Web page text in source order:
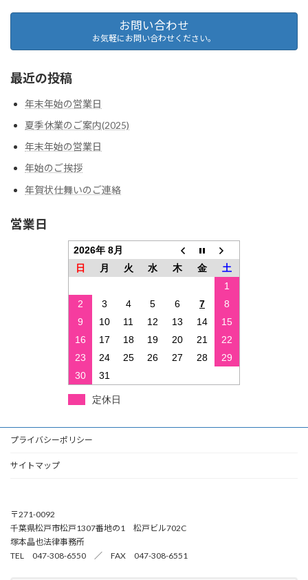
お問い合わせ
お気軽にお問い合わせください。
最近の投稿
年末年始の営業日
夏季休業のご案内(2025)
年末年始の営業日
年始のご挨拶
年賀状仕舞いのご連絡
営業日
2026年 8月
日
月 火 水 木 金
土
1
2
3 4 5 6 7
8
9
10 11 12 13 14
15
16
17 18 19 20 21
22
23
24 25 26 27 28
29
30
31
定休日
プライバシーポリシー
サイトマップ
〒271-0092
千葉県松戸市松戸1307番地の1 松戸ビル702C
塚本晶也法律事務所
TEL 047-308-6550 ／ FAX 047-308-6551